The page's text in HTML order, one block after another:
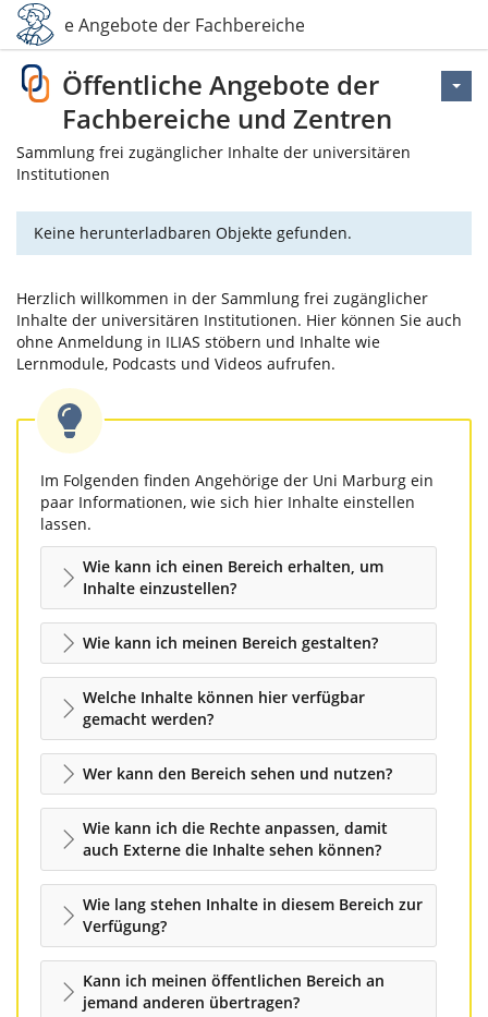
Angebote der Fachbereiche und Zentren
Öffentliche Angebote der
Fachbereiche und Zentren
Sammlung frei zugänglicher Inhalte der universitären
Institutionen
Keine herunterladbaren Objekte gefunden.
Herzlich willkommen in der Sammlung frei zugänglicher
Inhalte der universitären Institutionen. Hier können Sie auch
ohne Anmeldung in ILIAS stöbern und Inhalte wie
Lernmodule, Podcasts und Videos aufrufen.
Im Folgenden finden Angehörige der Uni Marburg ein
paar Informationen, wie sich hier Inhalte einstellen
lassen.
Wie kann ich einen Bereich erhalten, um
Inhalte einzustellen?
Wie kann ich meinen Bereich gestalten?
Welche Inhalte können hier verfügbar
gemacht werden?
Wer kann den Bereich sehen und nutzen?
Wie kann ich die Rechte anpassen, damit
auch Externe die Inhalte sehen können?
Wie lang stehen Inhalte in diesem Bereich zur
Verfügung?
Kann ich meinen öffentlichen Bereich an
jemand anderen übertragen?